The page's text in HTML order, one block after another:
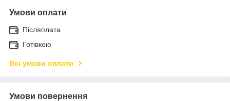
Умови оплати
Післяплата
Готівкою
Всі умови оплати
Умови повернення